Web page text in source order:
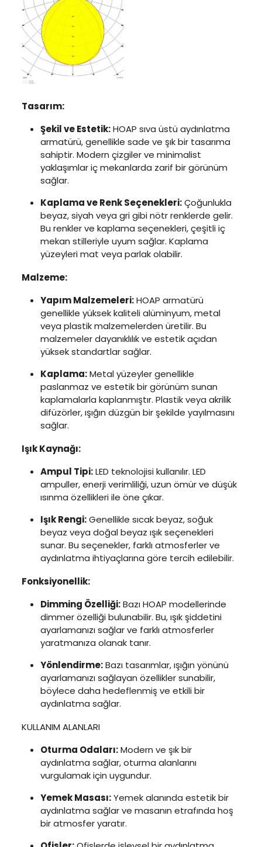
Tasarım:
Şekil ve Estetik:HOAP sıva üstü aydınlatma
armatürü, genellikle sade ve şık bir tasarıma
sahiptir. Modern çizgiler ve minimalist
yaklaşımlar iç mekanlarda zarif bir görünüm
sağlar.
Kaplama ve Renk Seçenekleri:Çoğunlukla
beyaz, siyah veya gri gibi nötr renklerde gelir.
Bu renkler ve kaplama seçenekleri, çeşitli iç
mekan stilleriyle uyum sağlar. Kaplama
yüzeyleri mat veya parlak olabilir.
Malzeme:
Yapım Malzemeleri:HOAP armatürü
genellikle yüksek kaliteli alüminyum, metal
veya plastik malzemelerden üretilir. Bu
malzemeler dayanıklılık ve estetik açıdan
yüksek standartlar sağlar.
Kaplama:Metal yüzeyler genellikle
paslanmaz ve estetik bir görünüm sunan
kaplamalarla kaplanmıştır. Plastik veya akrilik
difüzörler, ışığın düzgün bir şekilde yayılmasını
sağlar.
Işık Kaynağı:
Ampul Tipi:LED teknolojisi kullanılır. LED
ampuller, enerji verimliliği, uzun ömür ve düşük
ısınma özellikleri ile öne çıkar.
Işık Rengi:Genellikle sıcak beyaz, soğuk
beyaz veya doğal beyaz ışık seçenekleri
sunar. Bu seçenekler, farklı atmosferler ve
aydınlatma ihtiyaçlarına göre tercih edilebilir.
Fonksiyonellik:
Dimming Özelliği:Bazı HOAP modellerinde
dimmer özelliği bulunabilir. Bu, ışık şiddetini
ayarlamanızı sağlar ve farklı atmosferler
yaratmanıza olanak tanır.
Yönlendirme:Bazı tasarımlar, ışığın yönünü
ayarlamanızı sağlayan özellikler sunabilir,
böylece daha hedeflenmiş ve etkili bir
aydınlatma sağlar.
KULLANIM ALANLARI
Oturma Odaları:Modern ve şık bir
aydınlatma sağlar, oturma alanlarını
vurgulamak için uygundur.
Yemek Masası:Yemek alanında estetik bir
aydınlatma sağlar ve masanın etrafında hoş
bir atmosfer yaratır.